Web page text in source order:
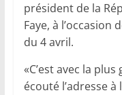
président de la
Faye, à l’occasion
du 4 avril.
«C’est avec la
écouté l’adresse à